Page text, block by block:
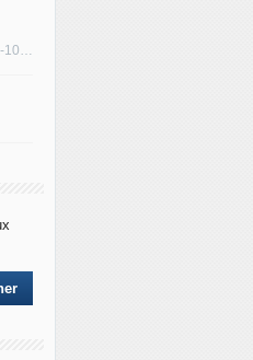
//facebook.com/La-voix-de-Nosterpaca-106434384284735